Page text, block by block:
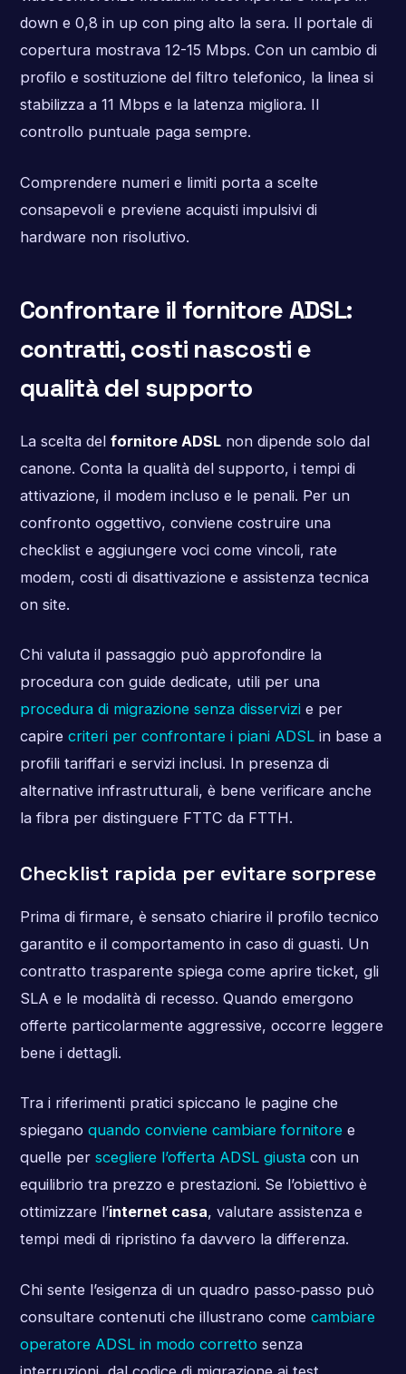
down e 0,8 in up con ping alto la sera. Il portale di
copertura mostrava 12-15 Mbps. Con un cambio di
profilo e sostituzione del filtro telefonico, la linea si
stabilizza a 11 Mbps e la latenza migliora. Il
controllo puntuale paga sempre.
Comprendere numeri e limiti porta a scelte
consapevoli e previene acquisti impulsivi di
hardware non risolutivo.
Confrontare il fornitore ADSL:
contratti, costi nascosti e
qualità del supporto
La scelta del fornitore ADSLnon dipende solo dal
canone. Conta la qualità del supporto, i tempi di
attivazione, il modem incluso e le penali. Per un
confronto oggettivo, conviene costruire una
checklist e aggiungere voci come vincoli, rate
modem, costi di disattivazione e assistenza tecnica
on site.
Chi valuta il passaggio può approfondire la
procedura con guide dedicate, utili per una
procedura di migrazione senza disservizie per
capire criteri per confrontare i piani ADSLin base a
profili tariffari e servizi inclusi. In presenza di
alternative infrastrutturali, è bene verificare anche
la fibra per distinguere FTTC da FTTH.
Checklist rapida per evitare sorprese
Prima di firmare, è sensato chiarire il profilo tecnico
garantito e il comportamento in caso di guasti. Un
contratto trasparente spiega come aprire ticket, gli
SLA e le modalità di recesso. Quando emergono
offerte particolarmente aggressive, occorre leggere
bene i dettagli.
Tra i riferimenti pratici spiccano le pagine che
spiegano quando conviene cambiare fornitore e
quelle per scegliere l’offerta ADSL giustacon un
equilibrio tra prezzo e prestazioni. Se l’obiettivo è
ottimizzare l’internet casa, valutare assistenza e
tempi medi di ripristino fa davvero la differenza.
Chi sente l’esigenza di un quadro passo‑passo può
consultare contenuti che illustrano come cambiare
operatore ADSL in modo corretto senza